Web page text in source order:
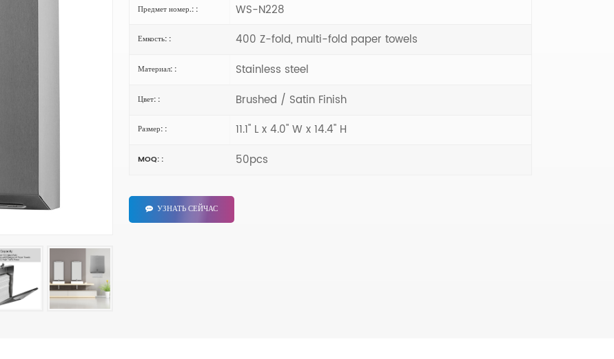
Предмет номер.: : WS-N228
Емкость: : 400 Z-fold, multi-fold paper towels
Материал: : Stainless steel
Цвет: : Brushed / Satin Finish
Размер: : 11.1" L x 4.0" W x 14.4" H
MOQ: : 50pcs
УЗНАТЬ СЕЙЧАС